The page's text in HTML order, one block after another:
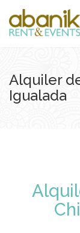
Alquiler
Igualada